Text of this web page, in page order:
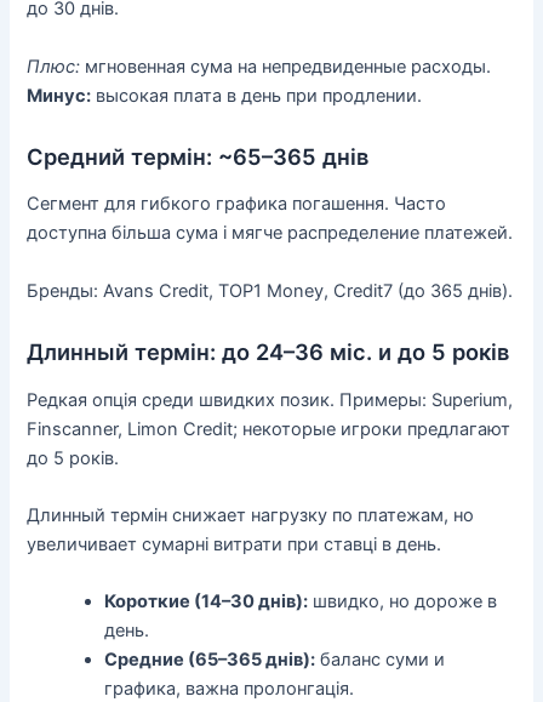
до 30 днів.
Плюс: мгновенная сума на непредвиденные расходы.
Минус: высокая плата в день при продлении.
Средний термін: ~65–365 днів
Сегмент для гибкого графика погашення. Часто
доступна більша сума і мягче распределение платежей.
Бренды: Avans Credit, TOP1 Money, Credit7 (до 365 днів).
Длинный термін: до 24–36 міс. и до 5 років
Редкая опція среди швидких позик. Примеры: Superium,
Finscanner, Limon Credit; некоторые игроки предлагают
до 5 років.
Длинный термін снижает нагрузку по платежам, но
увеличивает сумарні витрати при ставці в день.
Короткие (14–30 днів): швидко, но дороже в
день.
Средние (65–365 днів): баланс суми и
графика, важна пролонгація.